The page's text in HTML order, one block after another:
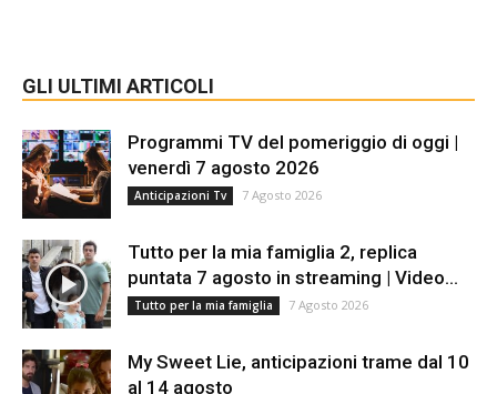
GLI ULTIMI ARTICOLI
Programmi TV del pomeriggio di oggi |
venerdì 7 agosto 2026
Anticipazioni Tv 7 Agosto 2026
Tutto per la mia famiglia 2, replica
puntata 7 agosto in streaming | Video...
Tutto per la mia famiglia 7 Agosto 2026
My Sweet Lie, anticipazioni trame dal 10
al 14 agosto